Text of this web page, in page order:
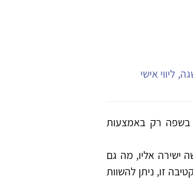
ליווי אישי
בשפה רק באמצעות
ישירה אליו, מה גם
זו, ניתן להשוות